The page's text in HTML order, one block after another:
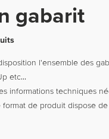
gabarit
l'ensemble des
etc...
informations techniques
de produit dispose